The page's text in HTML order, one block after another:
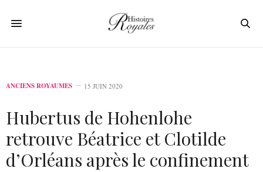
ANCIENS ROYAUMES 15 JUIN 2020
Hubertus de Hohenlohe
retrouve Béatrice et Clotilde
d’Orléans après le confinement